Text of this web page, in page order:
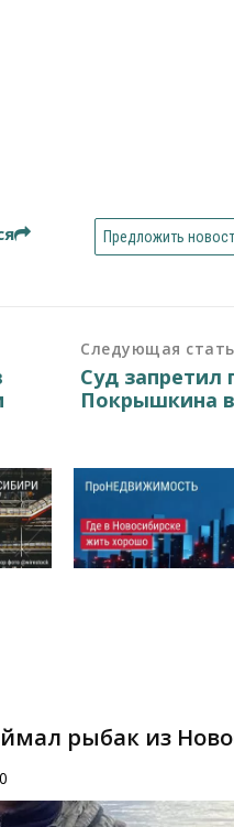
Предложить
Следующая
Суд запретил
Покрышкина
рыбак из